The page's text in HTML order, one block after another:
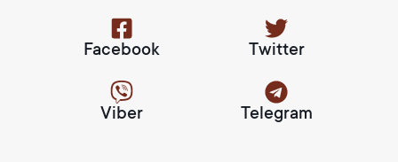
Facebook Twitter
Viber Telegram